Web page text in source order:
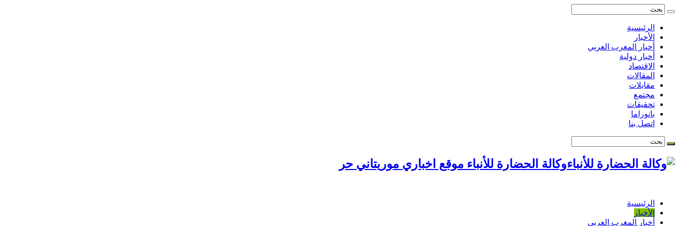
الرئيسية
الأخبار
أخبار المغرب العربي
أخبار دولية
الاقتصاد
المقالات
مقابلات
مجتمع
تحقيقات
بانوراما
اتصل بنا
وكالة الحضارة للأنباء موقع اخباري موريتاني حر
الرئيسية
الأخبار
أخبار المغرب العربي